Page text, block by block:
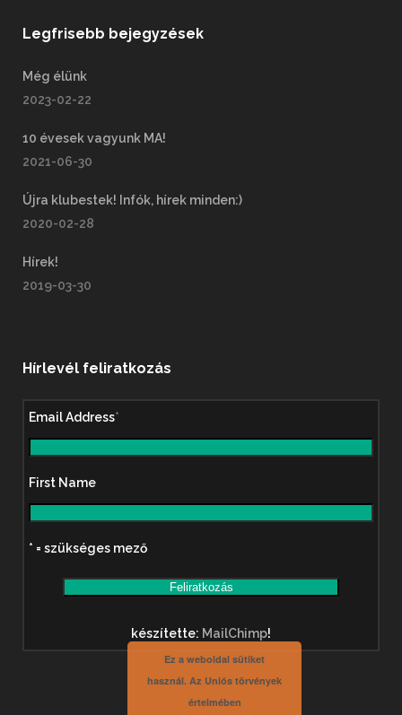
Legfrisebb bejegyzések
Még élünk
2023-02-22
10 évesek vagyunk MA!
2021-06-30
Újra klubestek! Infók, hírek minden:)
2020-02-28
Hírek!
2019-03-30
Hírlevél feliratkozás
Email Address*
First Name
* = szükséges mező
készítette: MailChimp!
Ez a weboldal sütiket
használ. Az Uniós törvények
értelmében